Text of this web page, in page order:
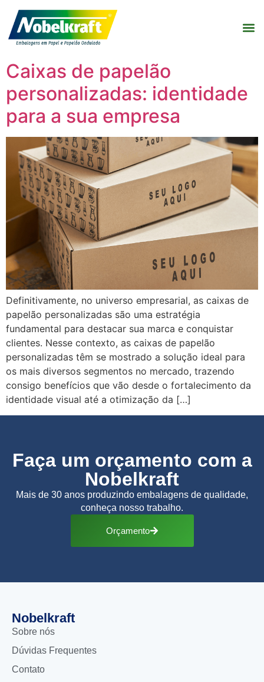
Caixas de papelão
personalizadas: identidade
para a sua empresa
Definitivamente, no universo empresarial, as caixas de
papelão personalizadas são uma estratégia
fundamental para destacar sua marca e conquistar
clientes. Nesse contexto, as caixas de papelão
personalizadas têm se mostrado a solução ideal para
os mais diversos segmentos no mercado, trazendo
consigo benefícios que vão desde o fortalecimento da
identidade visual até a otimização da […]
Faça um orçamento com a
Nobelkraft
Mais de 30 anos produzindo embalagens de qualidade,
conheça nosso trabalho.
Orçamento
Nobelkraft
Sobre nós
Dúvidas Frequentes
Contato